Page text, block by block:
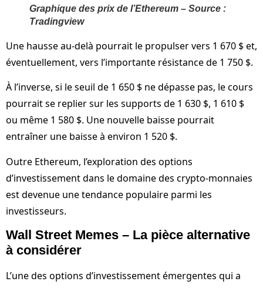
Graphique des prix de l’Ethereum – Source :
Tradingview
Une hausse au-delà pourrait le propulser vers 1 670 $ et,
éventuellement, vers l’importante résistance de 1 750 $.
À l’inverse, si le seuil de 1 650 $ ne dépasse pas, le cours
pourrait se replier sur les supports de 1 630 $, 1 610 $
ou même 1 580 $. Une nouvelle baisse pourrait
entraîner une baisse à environ 1 520 $.
Outre Ethereum, l’exploration des options
d’investissement dans le domaine des crypto-monnaies
est devenue une tendance populaire parmi les
investisseurs.
Wall Street Memes – La pièce alternative
à considérer
L’une des options d’investissement émergentes qui a